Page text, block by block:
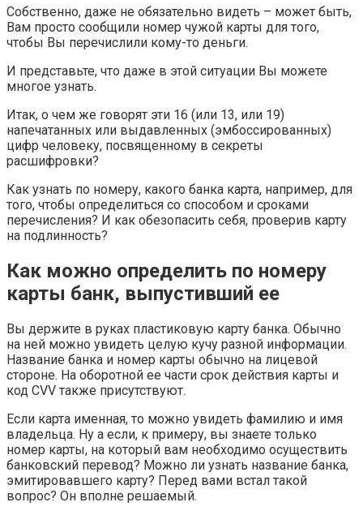
Собственно, даже не обязательно видеть – может быть,
Вам просто сообщили номер чужой карты для того,
чтобы Вы перечислили кому-то деньги.
И представьте, что даже в этой ситуации Вы можете
многое узнать.
Итак, о чем же говорят эти 16 (или 13, или 19)
напечатанных или выдавленных (эмбоссированных)
цифр человеку, посвященному в секреты
расшифровки?
Как узнать по номеру, какого банка карта, например, для
того, чтобы определиться со способом и сроками
перечисления? И как обезопасить себя, проверив карту
на подлинность?
Как можно определить по номеру
карты банк, выпустивший ее
Вы держите в руках пластиковую карту банка. Обычно
на ней можно увидеть целую кучу разной информации.
Название банка и номер карты обычно на лицевой
стороне. На оборотной ее части срок действия карты и
код CVV также присутствуют.
Если карта именная, то можно увидеть фамилию и имя
владельца. Ну а если, к примеру, вы знаете только
номер карты, на который вам необходимо осуществить
банковский перевод? Можно ли узнать название банка,
эмитировавшего карту? Перед вами встал такой
вопрос? Он вполне решаемый.